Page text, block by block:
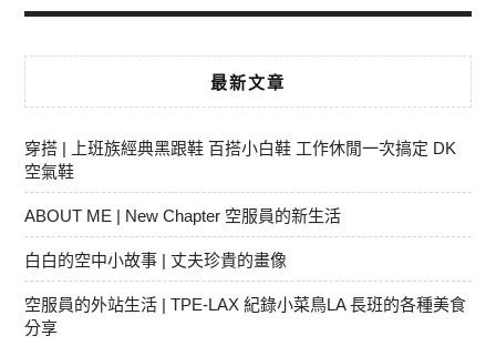
最新文章
穿搭 | 上班族經典黑跟鞋 百搭小白鞋 工作休閒一次搞定 DK
空氣鞋
ABOUT ME | New Chapter 空服員的新生活
白白的空中小故事 | 丈夫珍貴的畫像
空服員的外站生活 | TPE-LAX 紀錄小菜鳥LA 長班的各種美食
分享